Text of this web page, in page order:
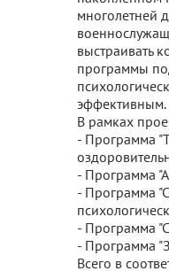
многолетней
выстраивать
программы
эффективным.
В рамках
- Программа
- Программа
- Программа
- Программа
- Программа
Всего в